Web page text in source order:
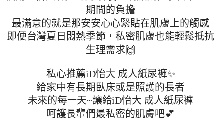
期間的負擔
最滿意的就是那安安心心緊貼在肌膚上的觸感
即便台灣夏日悶熱季節，私密肌膚也能輕鬆抵抗
生理需求🙌
私心推薦iD怡大 成人紙尿褲✨
給家中有長期臥床或是照護的長者
未來的每一天~讓給iD怡大 成人紙尿褲
呵護長輩們最私密的肌膚吧💕